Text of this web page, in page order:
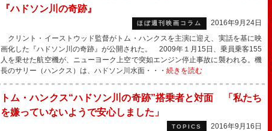
『ハドソン川の奇跡』
ほぼ週刊映画コラム
2016年9月24日
クリント・イーストウッド監督がトム・ハンクスを主演に迎え、実話を基に映
画化した『ハドソン川の奇跡』が公開された。 2009年１月15日、乗員乗客155
人を乗せた航空機が、ニューヨーク上空で突如エンジン停止事故に襲われる。機
長のサリー（ハンクス）は、ハドソン川水面・・・ 続きを読む
トム・ハンクス“ハドソン川の奇跡”搭乗者と対面 「私たち
を嫌っていないようで安心しました」
TOPICS
2016年9月16日